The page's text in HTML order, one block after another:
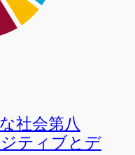
社会第八
ティブとデ